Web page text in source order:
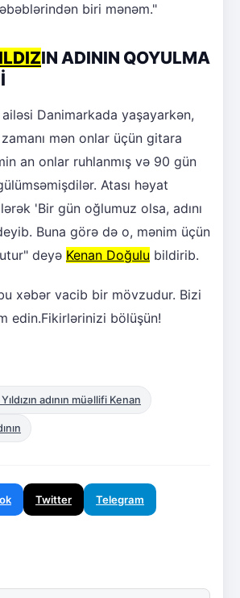
biri mənəm."
IN ADININ QOYULMA
ailəsi Danimarkada yaşayarkən,
mən onlar üçün gitara
an onlar ruhlanmış və 90 gün
Atası həyat
'Bir gün oğlumuz olsa, adını
Buna görə də o, mənim üçün
deyə Kenan Doğulu bildirib.
xəbər vacib bir mövzudur. Bizi
edin.Fikirlərinizi bölüşün!
adının müəllifi Kenan
Twitter Telegram